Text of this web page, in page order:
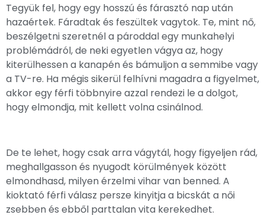
Tegyük fel, hogy egy hosszú és fárasztó nap után
hazaértek. Fáradtak és feszültek vagytok. Te, mint nő,
beszélgetni szeretnél a pároddal egy munkahelyi
problémádról, de neki egyetlen vágya az, hogy
kiterülhessen a kanapén és bámuljon a semmibe vagy
a TV-re. Ha mégis sikerül felhívni magadra a figyelmet,
akkor egy férfi többnyire azzal rendezi le a dolgot,
hogy elmondja, mit kellett volna csinálnod.
De te lehet, hogy csak arra vágytál, hogy figyeljen rád,
meghallgasson és nyugodt körülmények között
elmondhasd, milyen érzelmi vihar van benned. A
kioktató férfi válasz persze kinyitja a bicskát a női
zsebben és ebből parttalan vita kerekedhet.